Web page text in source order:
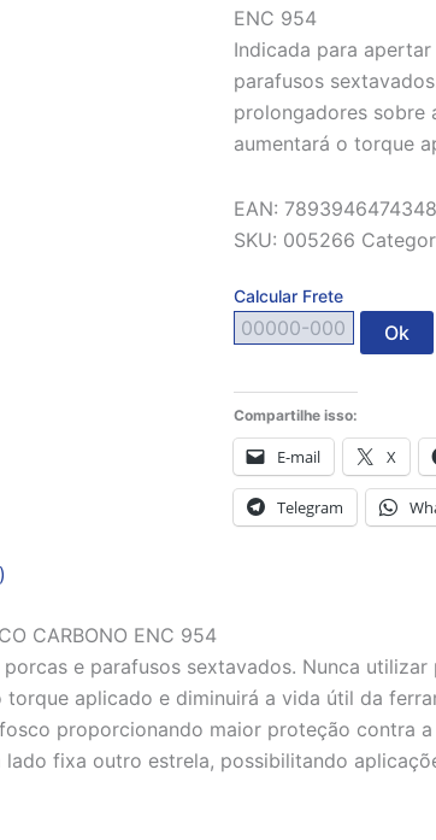
ENC 954
Indicada para
parafusos
prolongadores sobre
aumentará o torque
EAN: 7893946474348
SKU: 005266
Calcular Frete
Ok
Compartilhe isso:
E-mail X
Telegram
CARBONO ENC 954
e parafusos sextavados. Nunca
torque aplicado e diminuirá a vida útil da
proporcionando maior proteção contra
lado fixa outro estrela, possibilitando